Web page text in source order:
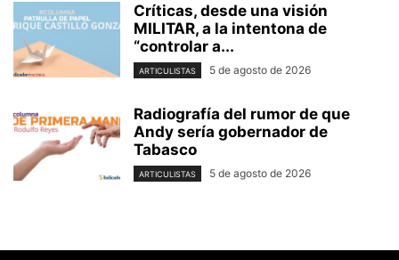
Críticas, desde una visión
MILITAR, a la intentona de
“controlar a...
ARTICULISTAS 5 de agosto de 2026
Radiografía del rumor de que
Andy sería gobernador de
Tabasco
ARTICULISTAS 5 de agosto de 2026